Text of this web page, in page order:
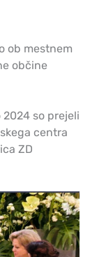
ob mestnem
občine
so prejeli
centra
ZD